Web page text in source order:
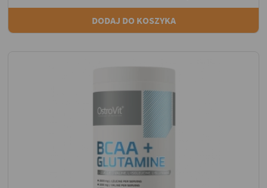
DODAJ DO KOSZYKA